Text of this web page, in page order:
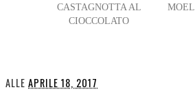
CASTAGNOTTA AL
CIOCCOLATO
ALLE APRILE 18, 2017